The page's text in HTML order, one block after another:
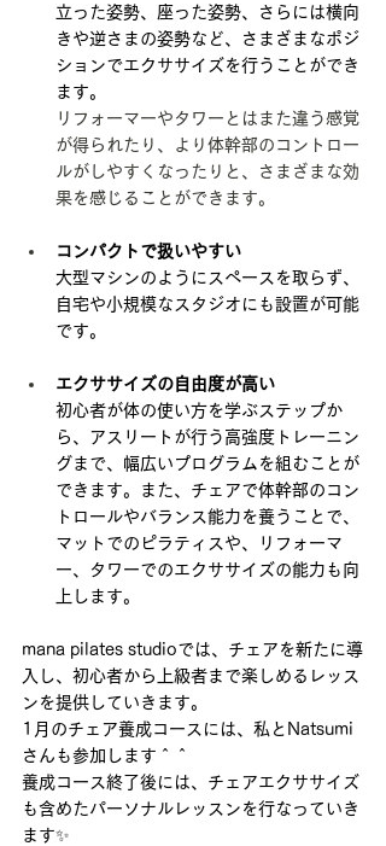
立った姿勢、座った姿勢、さらには横向
きや逆さまの姿勢など、さまざまなポジ
ションでエクササイズを行うことができ
ます。
リフォーマーやタワーとはまた違う感覚
が得られたり、より体幹部のコントロー
ルがしやすくなったりと、さまざまな効
果を感じることができます。
コンパクトで扱いやすい
大型マシンのようにスペースを取らず、
自宅や小規模なスタジオにも設置が可能
です。
エクササイズの自由度が高い
初心者が体の使い方を学ぶステップか
ら、アスリートが行う高強度トレーニン
グまで、幅広いプログラムを組むことが
できます。また、チェアで体幹部のコン
トロールやバランス能力を養うことで、
マットでのピラティスや、リフォーマ
ー、タワーでのエクササイズの能力も向
上します。
mana pilates studioでは、チェアを新たに導
入し、初心者から上級者まで楽しめるレッス
ンを提供していきます。
1月のチェア養成コースには、私とNatsumi
さんも参加します＾＾
養成コース終了後には、チェアエクササイズ
も含めたパーソナルレッスンを行なっていき
ます✨